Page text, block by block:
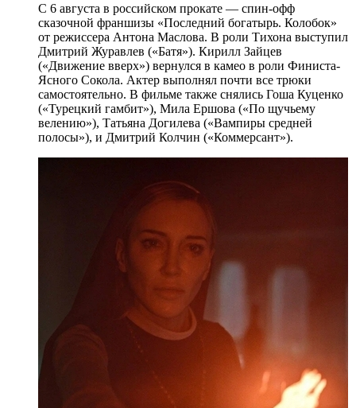
С 6 августа в российском прокате — спин-офф
сказочной франшизы «Последний богатырь. Колобок»
от режиссера Антона Маслова. В роли Тихона выступил
Дмитрий Журавлев («Батя»). Кирилл Зайцев
(«Движение вверх») вернулся в камео в роли Финиста-
Ясного Сокола. Актер выполнял почти все трюки
самостоятельно. В фильме также снялись Гоша Куценко
(«Турецкий гамбит»), Мила Ершова («По щучьему
велению»), Татьяна Догилева («Вампиры средней
полосы»), и Дмитрий Колчин («Коммерсант»).